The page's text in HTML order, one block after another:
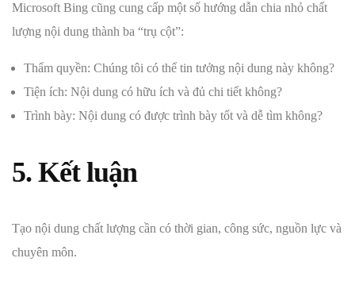
Microsoft Bing cũng cung cấp một số hướng dẫn chia nhỏ chất
lượng nội dung thành ba “trụ cột”:
Thẩm quyền: Chúng tôi có thể tin tưởng nội dung này không?
Tiện ích: Nội dung có hữu ích và đủ chi tiết không?
Trình bày: Nội dung có được trình bày tốt và dễ tìm không?
5. Kết luận
Tạo nội dung chất lượng cần có thời gian, công sức, nguồn lực và
chuyên môn.